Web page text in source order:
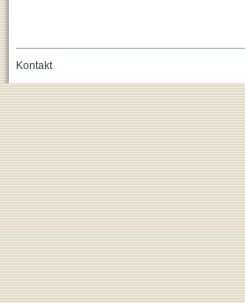
Kontakt